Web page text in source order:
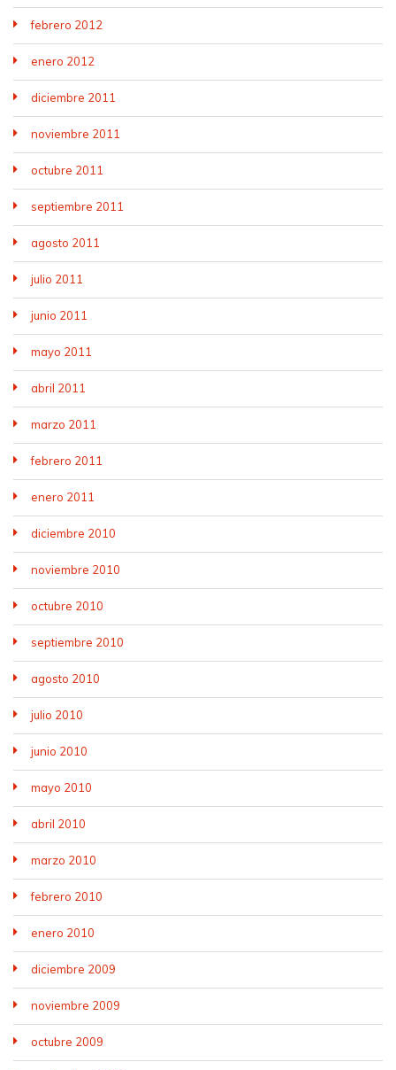
febrero 2012
enero 2012
diciembre 2011
noviembre 2011
octubre 2011
septiembre 2011
agosto 2011
julio 2011
junio 2011
mayo 2011
abril 2011
marzo 2011
febrero 2011
enero 2011
diciembre 2010
noviembre 2010
octubre 2010
septiembre 2010
agosto 2010
julio 2010
junio 2010
mayo 2010
abril 2010
marzo 2010
febrero 2010
enero 2010
diciembre 2009
noviembre 2009
octubre 2009